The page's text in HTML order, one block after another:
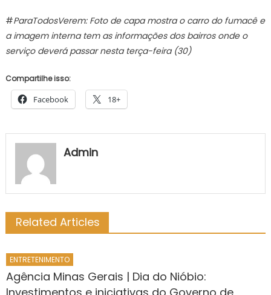
#ParaTodosVerem: Foto de capa mostra o carro do fumacê e
a imagem interna tem as informações dos bairros onde o
serviço deverá passar nesta terça-feira (30)
Compartilhe isso:
Facebook 18+
Admin
Related Articles
ENTRETENIMENTO
Agência Minas Gerais | Dia do Nióbio: